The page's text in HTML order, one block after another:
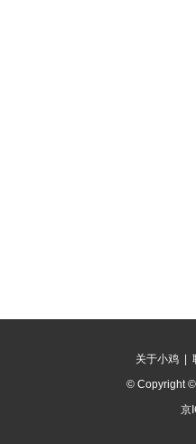
关于小鸡 |
© Copyright
京